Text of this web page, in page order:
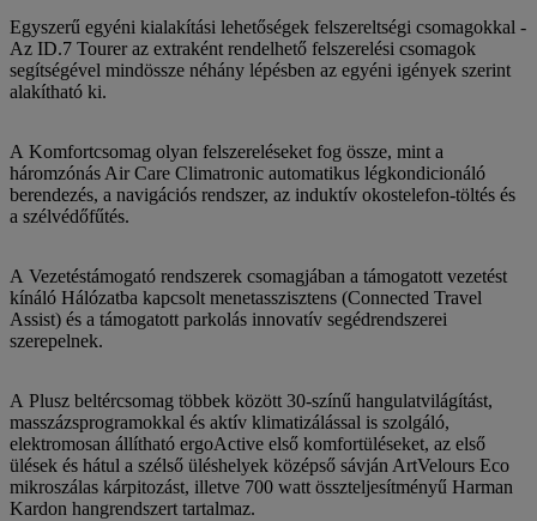
Egyszerű egyéni kialakítási lehetőségek felszereltségi csomagokkal -
Az ID.7 Tourer az extraként rendelhető felszerelési csomagok
segítségével mindössze néhány lépésben az egyéni igények szerint
alakítható ki.
A Komfortcsomag olyan felszereléseket fog össze, mint a
háromzónás Air Care Climatronic automatikus légkondicionáló
berendezés, a navigációs rendszer, az induktív okostelefon-töltés és
a szélvédőfűtés.
A Vezetéstámogató rendszerek csomagjában a támogatott vezetést
kínáló Hálózatba kapcsolt menetasszisztens (Connected Travel
Assist) és a támogatott parkolás innovatív segédrendszerei
szerepelnek.
A Plusz beltércsomag többek között 30-színű hangulatvilágítást,
masszázsprogramokkal és aktív klimatizálással is szolgáló,
elektromosan állítható ergoActive első komfortüléseket, az első
ülések és hátul a szélső üléshelyek középső sávján ArtVelours Eco
mikroszálas kárpitozást, illetve 700 watt összteljesítményű Harman
Kardon hangrendszert tartalmaz.